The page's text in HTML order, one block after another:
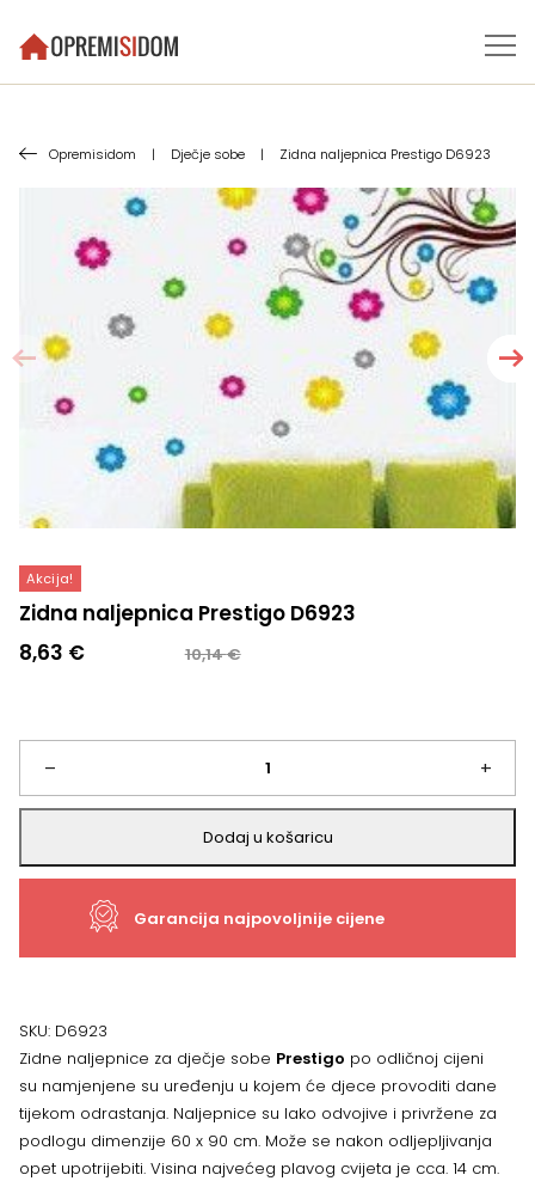
Opremisidom | Dječje sobe | Zidna naljepnica Prestigo D6923
Akcija!
Zidna naljepnica Prestigo D6923
10,14€
Izvorna
je:
10,14 €.
8,63 €
Trenutna
8,63 €.
–
Zidna
naljepnica
Prestigo
+
Dodaj u košaricu
Garancija najpovoljnije cijene
SKU: D6923
Zidne naljepnice za dječje sobe Prestigo po odličnoj cijeni
su namjenjene su uređenju u kojem će djece provoditi dane
tijekom odrastanja. Naljepnice su lako odvojive i privržene za
podlogu dimenzije 60 x 90 cm. Može se nakon odljepljivanja
opet upotrijebiti. Visina najvećeg plavog cvijeta je cca. 14 cm.